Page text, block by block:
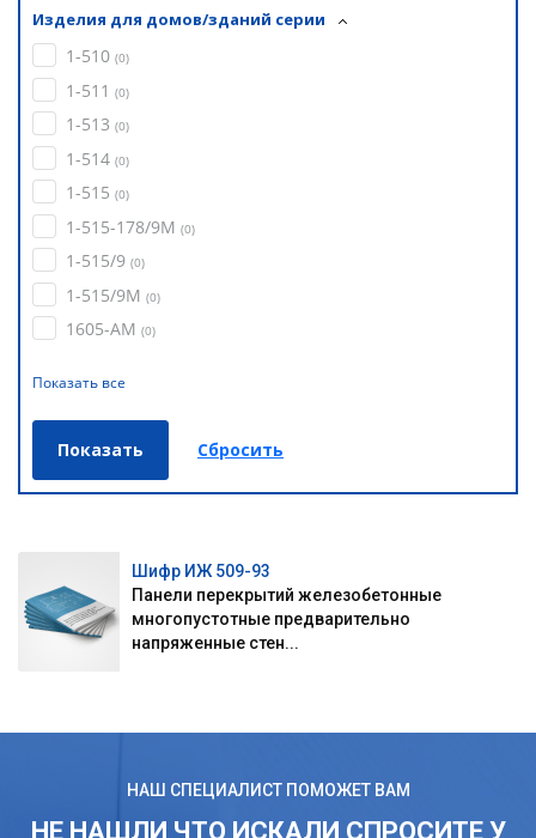
Изделия для домов/зданий серии
1-510 (0)
1-511 (0)
1-513 (0)
1-514 (0)
1-515 (0)
1-515-178/9М (0)
1-515/9 (0)
1-515/9М (0)
1605-АМ (0)
Показать все
Шифр ИЖ 509-93
Панели перекрытий железобетонные
многопустотные предварительно
напряженные стен...
НАШ СПЕЦИАЛИСТ ПОМОЖЕТ ВАМ
НЕ НАШЛИ ЧТО ИСКАЛИ СПРОСИТЕ У